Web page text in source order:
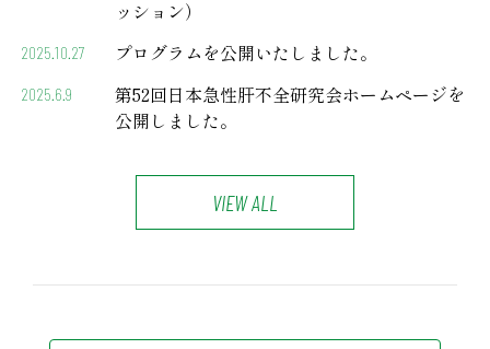
ッション）
2025.10.27 プログラムを公開いたしました。
2025.6.9
第52回日本急性肝不全研究会ホームページを
公開しました。
VIEW ALL